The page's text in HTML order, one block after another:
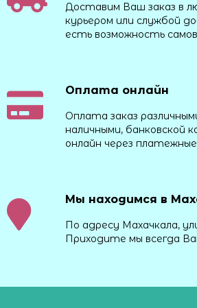
Доставим Ваш заказ в
курьером или службой
есть возможность
Оплата онлайн
Оплата заказ
наличными, банковской
онлайн через
Мы находимся в
По адресу Махачкала,
Приходите мы всегда